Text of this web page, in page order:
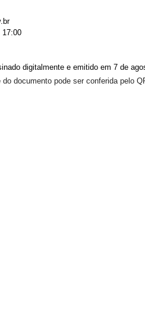
17:00
digitalmente e emitido em 7 de
do documento pode ser conferida pelo